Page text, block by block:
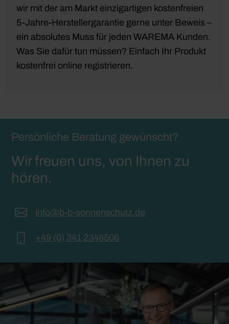
wir mit der am Markt einzigartigen kostenfreien
5-Jahre-Herstellergarantie gerne unter Beweis –
ein absolutes Muss für jeden WAREMA Kunden.
Was Sie dafür tun müssen? Einfach Ihr Produkt
kostenfrei online registrieren.
Persönliche Beratung gewünscht?
Wir freuen uns, von Ihnen zu
hören.
info@b-b-sonnenschutz.de
+49 (0) 341 2348506